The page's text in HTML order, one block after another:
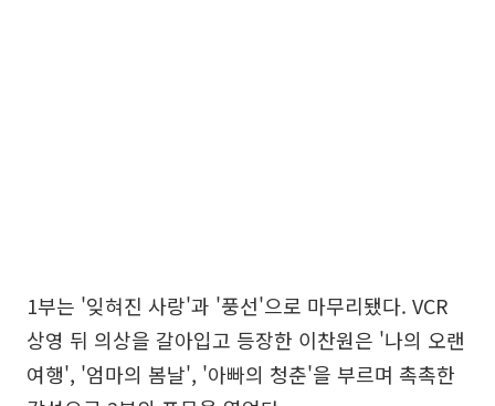
1부는 '잊혀진 사랑'과 '풍선'으로 마무리됐다. VCR
상영 뒤 의상을 갈아입고 등장한 이찬원은 '나의 오랜
여행', '엄마의 봄날', '아빠의 청춘'을 부르며 촉촉한